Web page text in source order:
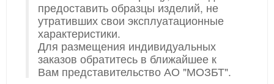
предоставить образцы изделий, не
утративших свои эксплуатационные
характеристики.
Для размещения индивидуальных
заказов обратитесь в ближайшее к
Вам представительство АО "МОЗБТ".